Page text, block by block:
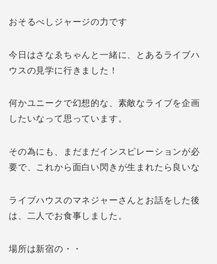
おそるべしジャージの力です
今日はさなゑちゃんと一緒に、とあるライブハ
ウスの見学に行きました！
何かユニークで幻想的な、素敵なライブを企画
したいなって思っています。
その為にも、まだまだインスピレーションが必
要で、これから面白い閃きが生まれたら良いな
ライブハウスのマネジャーさんとお話をした後
は、二人でお食事しました。
場所は新宿の・・